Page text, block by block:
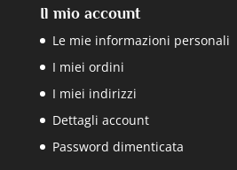
Il mio account
Le mie informazioni personali
I miei ordini
I miei indirizzi
Dettagli account
Password dimenticata